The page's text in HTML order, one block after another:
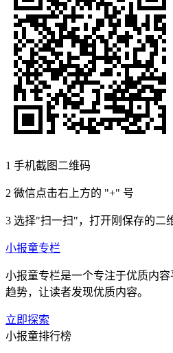
1 手机截图二维码
2 微信点击右上方的 "+" 号
3 选择"扫一扫"，打开刚保存的二
小报童专栏
小报童专栏是一个专注于优质内
趋势，让读者发现优质内容。
立即探索
小报童排行榜